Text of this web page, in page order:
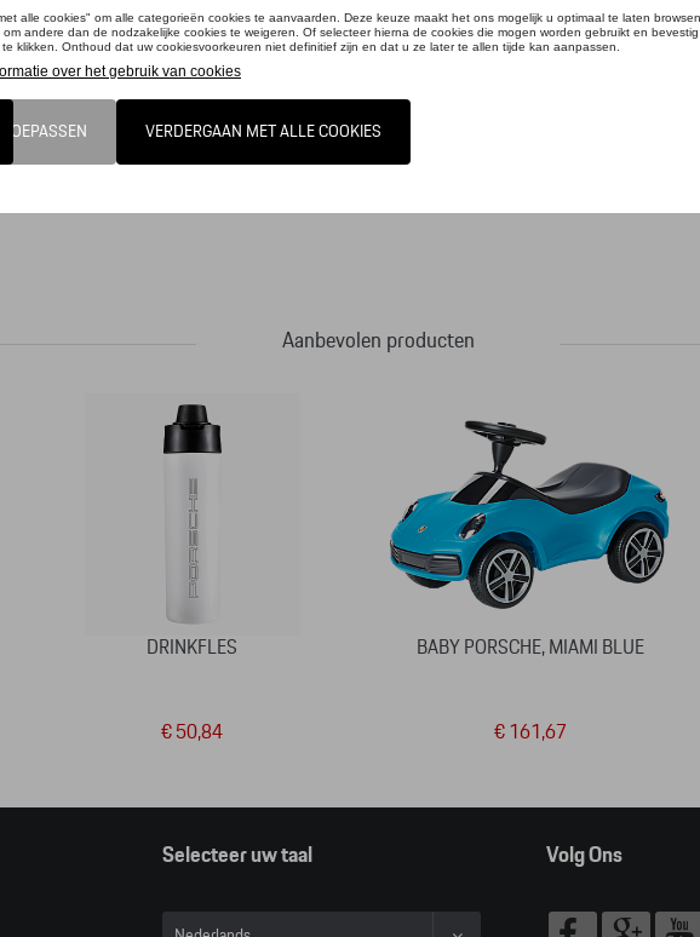
drum seat suitable for indoors and outdoors. Dimensions: 400 mm x 400 mm x 600 mm
Aanbevolen producten
DRINKFLES
€ 50,84
BABY PORSCHE, MIAMI BLUE
€ 161,67
Selecteer uw taal Volg Ons